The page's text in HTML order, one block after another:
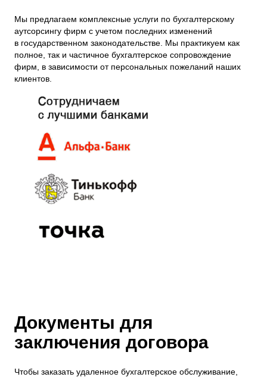
Мы предлагаем комплексные услуги по бухгалтерскому
аутсорсингу фирм с учетом последних изменений
в государственном законодательстве. Мы практикуем как
полное, так и частичное бухгалтерское сопровождение
фирм, в зависимости от персональных пожеланий наших
клиентов.
Документы для
заключения договора
Чтобы заказать удаленное бухгалтерское обслуживание,